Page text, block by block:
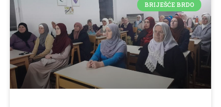
BRIJEŠĆE BRDO